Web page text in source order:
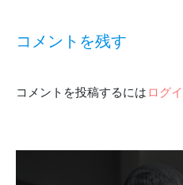
稿
ビ
コメントを残す
コメントを投稿するには ログ